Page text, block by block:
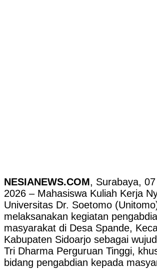
NESIANEWS.COM, Surabaya,
2026 – Mahasiswa Kuliah Kerja
Universitas Dr. Soetomo
melaksanakan kegiatan
masyarakat di Desa Spande,
Kabupaten Sidoarjo sebagai
Tri Dharma Perguruan Tinggi,
bidang pengabdian kepada